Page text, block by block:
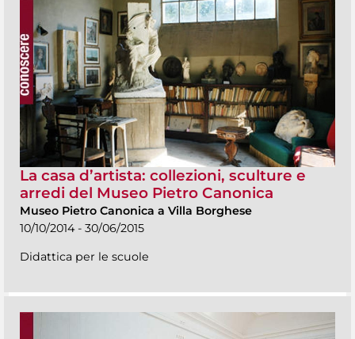
La casa d’artista: collezioni, sculture e
arredi del Museo Pietro Canonica
Museo Pietro Canonica a Villa Borghese
10/10/2014 - 30/06/2015
Didattica per le scuole